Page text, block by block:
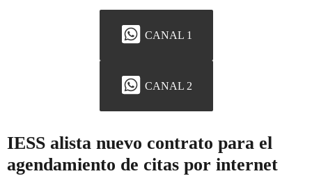
CANAL 1
CANAL 2
IESS alista nuevo contrato para el
agendamiento de citas por internet